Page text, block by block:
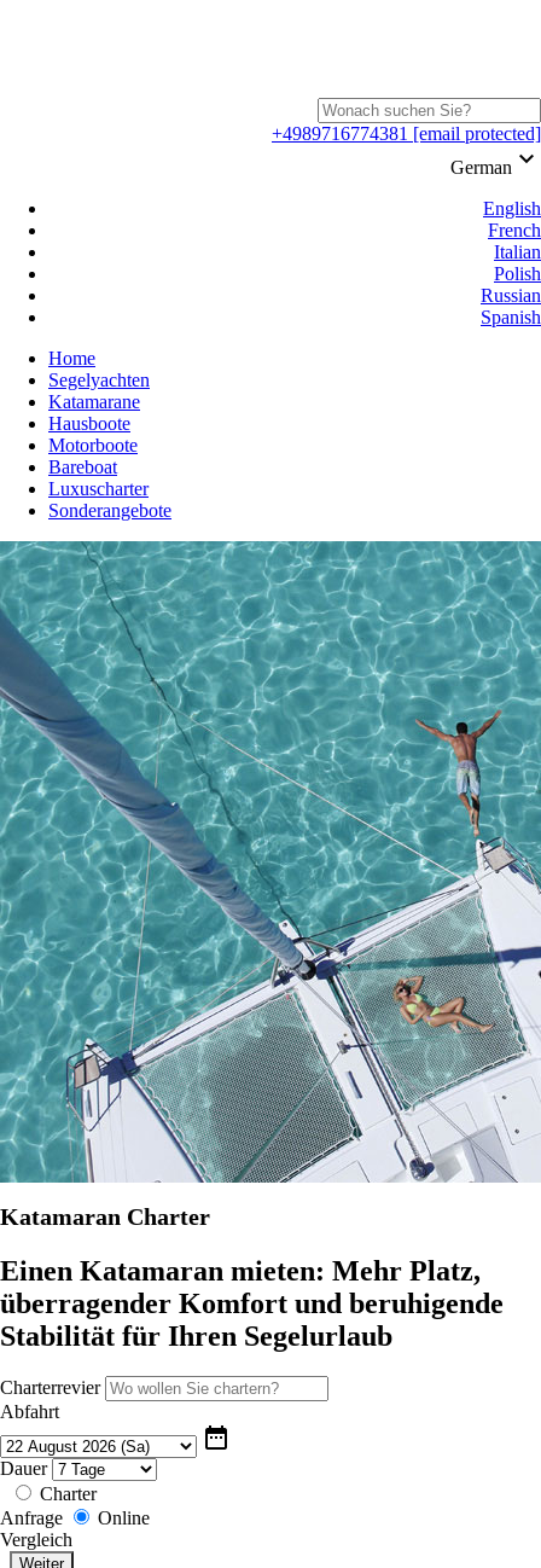
+4989716774381 [email protected]
German keyboard_arrow_down
English
French
Italian
Polish
Russian
Spanish
Home
Segelyachten
Katamarane
Hausboote
Motorboote
Bareboat
Luxuscharter
Sonderangebote
Katamaran Charter
Einen Katamaran mieten: Mehr Platz,
überragender Komfort und beruhigende
Stabilität für Ihren Segelurlaub
Charterrevier
Abfahrt
date_range
Dauer
Charter
Anfrage
Online
Vergleich